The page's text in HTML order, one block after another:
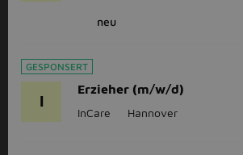
neu
GESPONSERT
I
Erzieher (m/w/d)
InCare Hannover